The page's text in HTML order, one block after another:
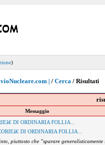
)
| /Cerca /Risultati
Messaggio
DI ORDINARIA FOLLIA...
DI ORDINARIA FOLLIA...
piuttosto che "sparare